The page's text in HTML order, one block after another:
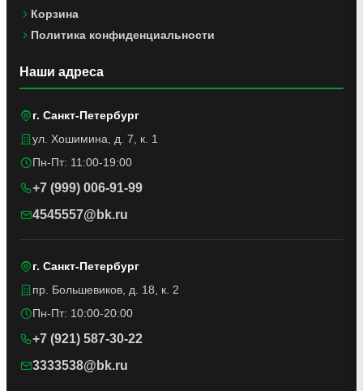
Корзина
Политика конфиденциальности
Наши адреса
г. Санкт-Петербург
ул. Хошимина, д. 7, к. 1
Пн-Пт: 11:00-19:00
+7 (999) 006-91-99
4545557@bk.ru
г. Санкт-Петербург
пр. Большевиков, д. 18, к. 2
Пн-Пт: 10:00-20:00
+7 (921) 587-30-22
3333538@bk.ru